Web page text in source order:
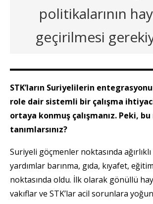
politikalarının
geçirilmesi
STK’ların Suriyelilerin
role dair sistemli bir çalışma
ortaya konmuş çalışmanız. Peki, bu
tanımlarsınız?
Suriyeli göçmenler noktasında
yardımlar barınma, gıda, kıyafet,
noktasında oldu. İlk olarak gönüllü
vakıflar ve STK’lar acil sorunlara